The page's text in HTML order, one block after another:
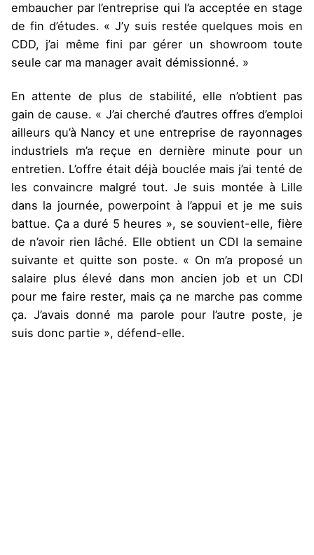
embaucher par l’entreprise qui l’a acceptée en stage
de fin d’études. « J’y suis restée quelques mois en
CDD, j’ai même fini par gérer un showroom toute
seule car ma manager avait démissionné. »
En attente de plus de stabilité, elle n’obtient pas
gain de cause. « J’ai cherché d’autres offres d’emploi
ailleurs qu’à Nancy et une entreprise de rayonnages
industriels m’a reçue en dernière minute pour un
entretien. L’offre était déjà bouclée mais j’ai tenté de
les convaincre malgré tout. Je suis montée à Lille
dans la journée, powerpoint à l’appui et je me suis
battue. Ça a duré 5 heures », se souvient-elle, fière
de n’avoir rien lâché. Elle obtient un CDI la semaine
suivante et quitte son poste. « On m’a proposé un
salaire plus élevé dans mon ancien job et un CDI
pour me faire rester, mais ça ne marche pas comme
ça. J’avais donné ma parole pour l’autre poste, je
suis donc partie », défend-elle.